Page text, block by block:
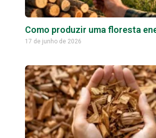
Como produzir uma floresta
17 de junho de 2026